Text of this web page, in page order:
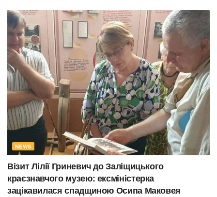
NEWS
Візит Лілії Гриневич до Заліщицького
краєзнавчого музею: ексміністерка
зацікавилася спадщиною Осипа Маковея